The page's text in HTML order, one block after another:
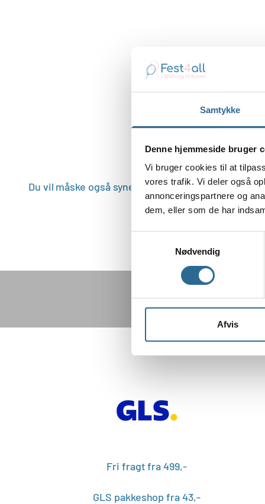
Samtykke
Denne hjemmeside bruger
Vi bruger cookies til at
vores trafik. Vi deler også
annonceringspartnere og
dem, eller som de har
Nødvendig
Afvis
Fri fragt fra 499,-
GLS pakkeshop fra 43,-